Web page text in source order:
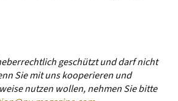
geschützt und darf nicht
Sie mit uns kooperieren und
nutzen wollen, nehmen Sie bitte